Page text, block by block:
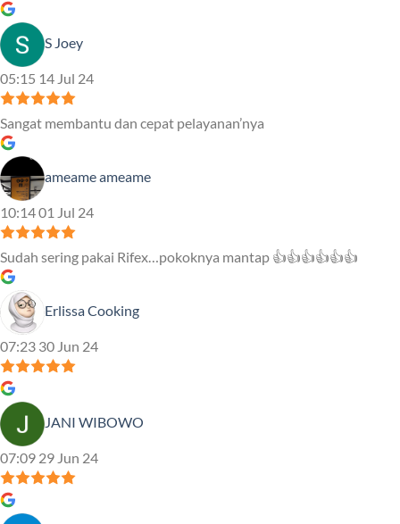
S Joey
05:15 14 Jul 24
Sangat membantu dan cepat pelayanan’nya
ameame ameame
10:14 01 Jul 24
Sudah sering pakai Rifex…pokoknya mantap 👍👍👍👍👍👍
Erlissa Cooking
07:23 30 Jun 24
JANI WIBOWO
07:09 29 Jun 24